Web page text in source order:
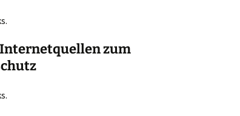
zum